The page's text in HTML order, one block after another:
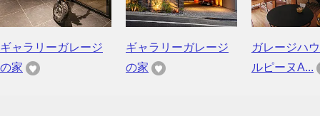
ギャラリーガレージ
の家
ギャラリーガレージ
の家
ガレージハ
ルピーヌA...